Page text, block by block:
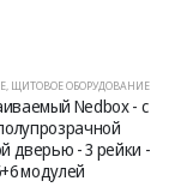
ВСТРАИВАЕМЫЕ,ЩИТОВОЕ
Щит встраиваемый
синей
скругленной дверью -
- 48+8 модуля